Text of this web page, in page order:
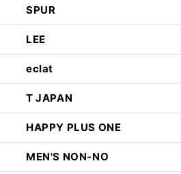
SPUR
LEE
eclat
T JAPAN
HAPPY PLUS ONE
MEN'S NON-NO